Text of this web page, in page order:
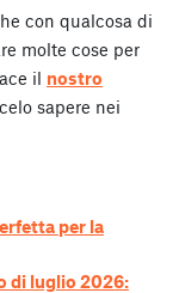
con qualcosa di
molte cose per
il nostro
sapere nei
per la
di luglio 2026: